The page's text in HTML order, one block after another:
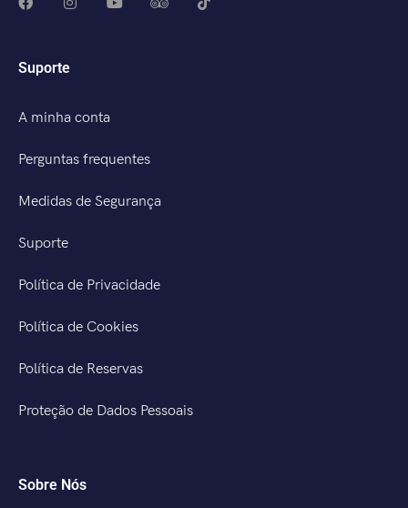
Suporte
A minha conta
Perguntas frequentes
Medidas de Segurança
Suporte
Política de Privacidade
Política de Cookies
Política de Reservas
Proteção de Dados Pessoais
Sobre Nós